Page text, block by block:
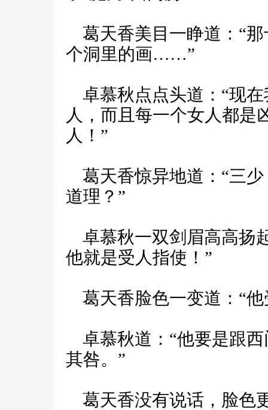
葛天香美目一睁道：“
个洞里的画……”
卓慕秋点点头道：“现
人，而且每一个女人都是
人！”
葛天香惊异地道：“三
道理？”
卓慕秋一双剑眉高高扬
他就是受人指使！”
葛天香脸色一变道：“他
卓慕秋道：“他要是跟
其咎。”
葛天香没有说话，脸色